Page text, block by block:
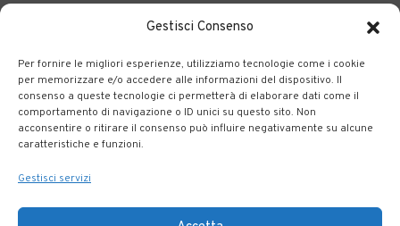
Gestisci Consenso
Per fornire le migliori esperienze, utilizziamo tecnologie come i cookie
per memorizzare e/o accedere alle informazioni del dispositivo. Il
consenso a queste tecnologie ci permetterà di elaborare dati come il
comportamento di navigazione o ID unici su questo sito. Non
acconsentire o ritirare il consenso può influire negativamente su alcune
caratteristiche e funzioni.
Gestisci servizi
BERGAMO TRASPORTI portale delle tre società Consortili
dedite al trasporto pubblico locale su tutto il territorio
bergamasco.